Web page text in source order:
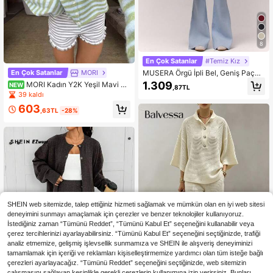
En Çok Satanlar MORI
NEW MORI Kadın Y2K Yeşil Mavi Çi
zgili Düğmeli Bisiklet Yaka Uzun Ko
llu Yumuşak Bol Örme Hırka Kazak
Üst, Okul ve İş Kıyafeti, Sonbahar Kı
39 kaldı
603,63TL -28%
8
En Çok Satanlar #Temiz Kız
MUSERA Örgü İpli Bel, Geniş Paçalı
Rahat Pantolon, Sadece Eski Zengi
n Tarzı, Şirin Kırsal Ev Giyim, Okula
Pantolon, Karamel Rengi, İş Ofis Kış
Şıklığı, İlkbahar Tatili
1.309,87TL
SHEIN web sitemizde, talep ettiğiniz hizmeti sağlamak ve mümkün olan en iyi web sitesi
deneyimini sunmayı amaçlamak için çerezler ve benzer teknolojiler kullanıyoruz.
İstediğiniz zaman “Tümünü Reddet”, “Tümünü Kabul Et” seçeneğini kullanabilir veya
çerez tercihlerinizi ayarlayabilirsiniz. “Tümünü Kabul Et” seçeneğini seçtiğinizde, trafiği
analiz etmemize, gelişmiş işlevsellik sunmamıza ve SHEIN ile alışveriş deneyiminizi
tamamlamak için içeriği ve reklamları kişiselleştirmemize yardımcı olan tüm isteğe bağlı
çerezleri ayarlayacağız. “Tümünü Reddet” seçeneğini seçtiğinizde, web sitemizin